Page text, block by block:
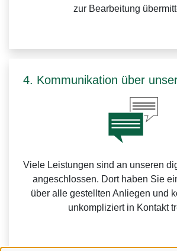
zur Bearbeitung
4. Kommunikation über
Viele Leistungen sind an unseren
angeschlossen. Dort haben Sie
über alle gestellten Anliegen und
unkompliziert in Kontakt